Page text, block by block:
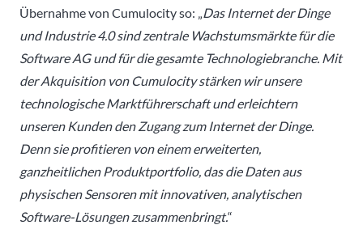
Übernahme von Cumulocity so: „Das Internet der Dinge
und Industrie 4.0 sind zentrale Wachstumsmärkte für die
Software AG und für die gesamte Technologiebranche. Mit
der Akquisition von Cumulocity stärken wir unsere
technologische Marktführerschaft und erleichtern
unseren Kunden den Zugang zum Internet der Dinge.
Denn sie profitieren von einem erweiterten,
ganzheitlichen Produktportfolio, das die Daten aus
physischen Sensoren mit innovativen, analytischen
Software-Lösungen zusammenbringt.“